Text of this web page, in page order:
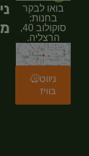
בואו לבקר
בחנות:
סוקולוב 40,
הרצליה.
ניווט
בוויז